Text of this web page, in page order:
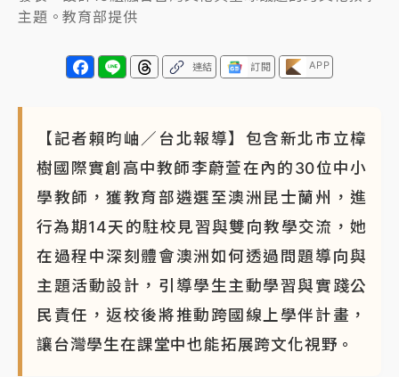
主題。教育部提供
連結 訂閱 APP
【記者賴昀岫／台北報導】包含新北市立樟
樹國際實創高中教師李蔚萱在內的30位中小
學教師，獲教育部遴選至澳洲昆士蘭州，進
行為期14天的駐校見習與雙向教學交流，她
在過程中深刻體會澳洲如何透過問題導向與
主題活動設計，引導學生主動學習與實踐公
民責任，返校後將推動跨國線上學伴計畫，
讓台灣學生在課堂中也能拓展跨文化視野。